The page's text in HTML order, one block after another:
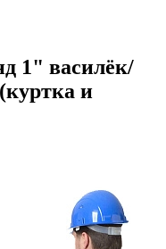
1" василёк/
и